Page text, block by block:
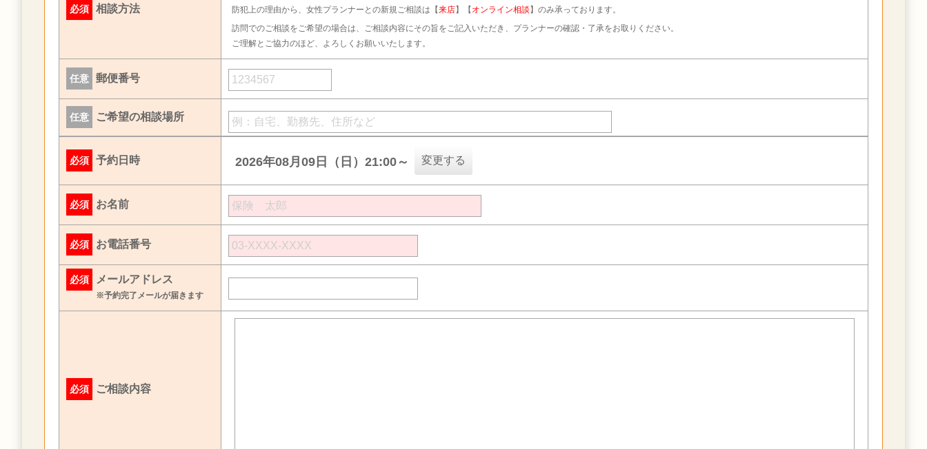
必須 相談方法
防犯上の理由から、女性プランナーとの新規ご相談は【来店】【 オンライン相談 】のみ承っております。
訪問でのご相談をご希望の場合は、ご相談内容にその旨をご記入いただき、プランナーの確認・了承をお取りください。
ご理解とご協力のほど、よろしくお願いいたします。
任意 郵便番号
任意 ご希望の相談場所
必須 予約日時 2026年08月09日（日）21:00～ 変更する
必須 お名前
必須 お電話番号
必須 メールアドレス
※予約完了メールが届きます
必須 ご相談内容